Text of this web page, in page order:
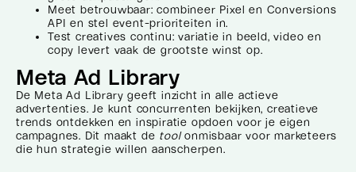
Meet betrouwbaar: combineer Pixel en Conversions
API en stel event-prioriteiten in.
Test creatives continu: variatie in beeld, video en
copy levert vaak de grootste winst op.
Meta Ad Library
De Meta Ad Library geeft inzicht in alle actieve
advertenties. Je kunt concurrenten bekijken, creatieve
trends ontdekken en inspiratie opdoen voor je eigen
campagnes. Dit maakt de toolonmisbaar voor marketeers
die hun strategie willen aanscherpen.